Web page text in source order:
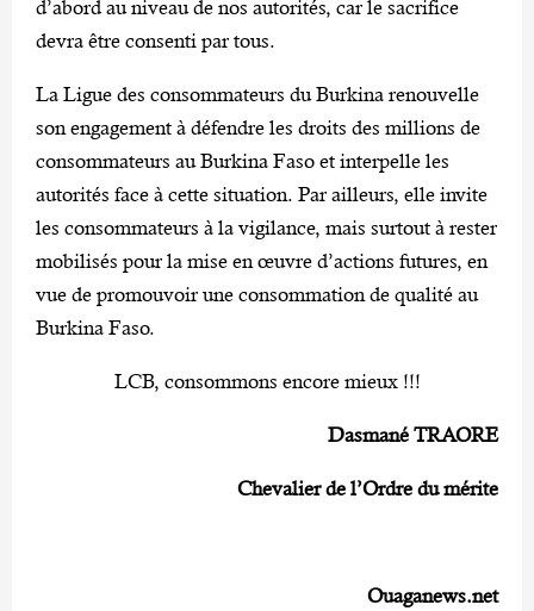
d’abord au niveau de nos autorités, car le sacrifice
devra être consenti par tous.
La Ligue des consommateurs du Burkina renouvelle
son engagement à défendre les droits des millions de
consommateurs au Burkina Faso et interpelle les
autorités face à cette situation. Par ailleurs, elle invite
les consommateurs à la vigilance, mais surtout à rester
mobilisés pour la mise en œuvre d’actions futures, en
vue de promouvoir une consommation de qualité au
Burkina Faso.
LCB, consommons encore mieux !!!
Dasmané TRAORE
Chevalier de l’Ordre du mérite
Ouaganews.net